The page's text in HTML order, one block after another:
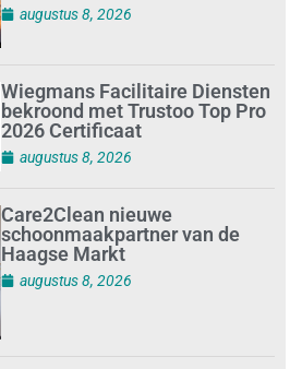
augustus 8, 2026
Wiegmans Facilitaire Diensten
bekroond met Trustoo Top Pro
2026 Certificaat
augustus 8, 2026
Care2Clean nieuwe
schoonmaakpartner van de
Haagse Markt
augustus 8, 2026